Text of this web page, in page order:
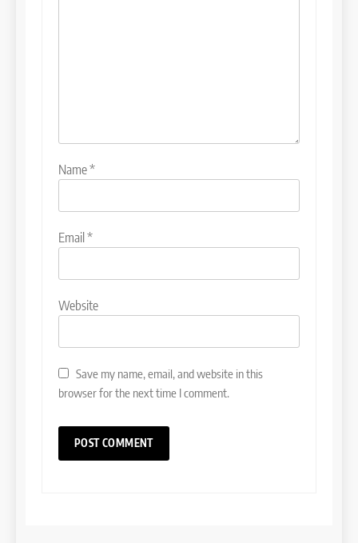
Name*
Email*
Website
Save my name, email, and website in this
browser for the next time I comment.